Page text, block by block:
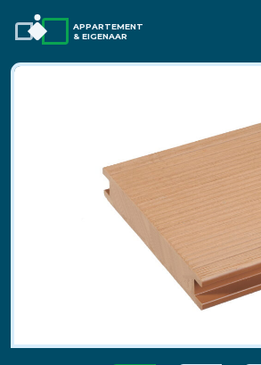
APPARTEMENT
& EIGENAAR